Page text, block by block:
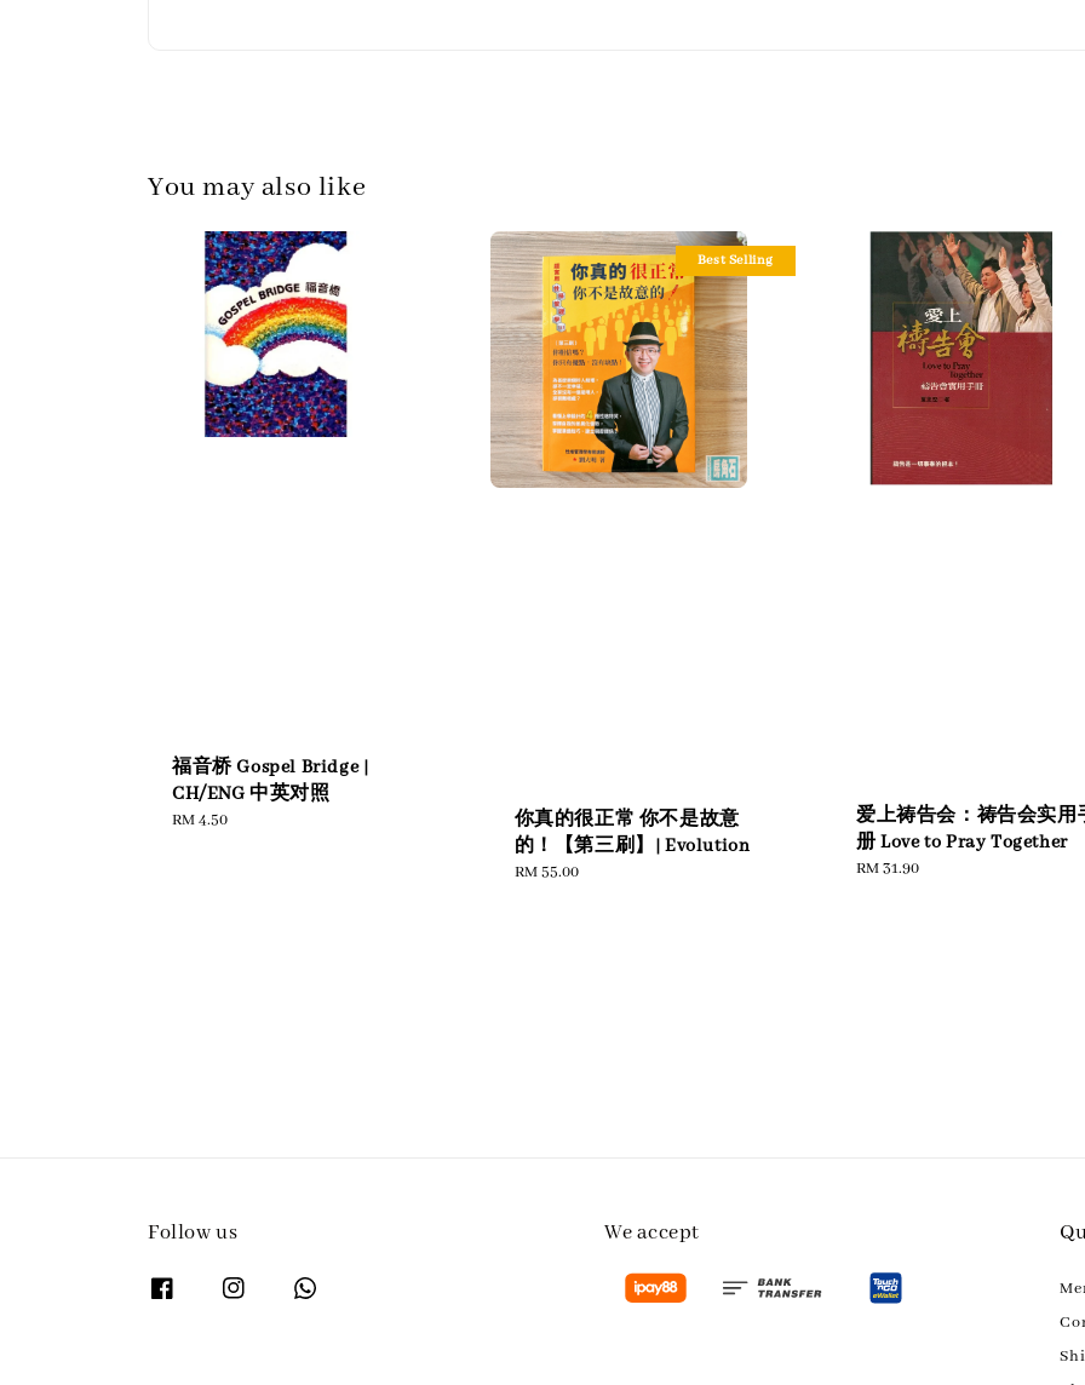
You may also like
福音桥 Gospel Bridge |
CH/ENG 中英对照
Regular
RM 4.50
Best Selling
你真的很正常 你不是故意
的！【第三刷】| Evolution
Regular
RM 55.00
爱上祷告会：祷告会实用
册 Love to Pray Together
Regular
RM 31.90
Follow us We accept